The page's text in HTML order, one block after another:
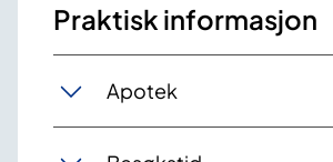
Praktisk informasjon
Apotek